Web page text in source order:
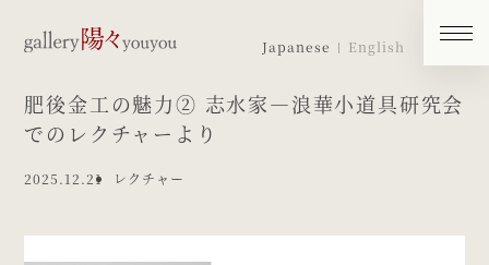
Japanese English
肥後金工の魅力② 志水家―浪華小道具研究会
でのレクチャーより
2025.12.21 レクチャー